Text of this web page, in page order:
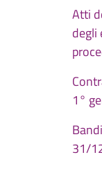
Atti
degli
1°
31/